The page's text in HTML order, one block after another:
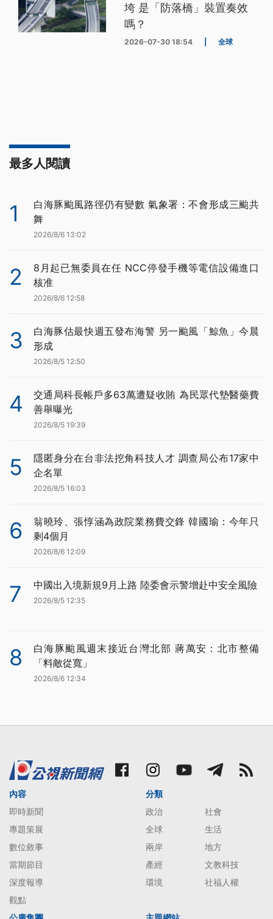
垮 是「防落橋」裝置奏效
嗎？
2026-07-30 18:54 全球
最多人閱讀
1
白海豚颱風路徑仍有變數 氣象署：不會形成三颱共
舞
2026/8/6 13:02
2
8月起已無委員在任 NCC停發手機等電信設備進口
核准
2026/8/6 12:58
3
白海豚估最快週五發布海警 另一颱風「鯨魚」今晨
形成
2026/8/5 12:50
4
交通局科長帳戶多63萬遭疑收賄 為民眾代墊醫藥費
善舉曝光
2026/8/5 19:39
5
隱匿身分在台非法挖角科技人才 調查局公布17家中
企名單
2026/8/5 16:03
6
翁曉玲、張惇涵為政院業務費交鋒 韓國瑜：今年只
剩4個月
2026/8/6 12:09
7 中國出入境新規9月上路 陸委會示警增赴中安全風險
2026/8/5 12:35
8
白海豚颱風週末接近台灣北部 蔣萬安：北市整備
「料敵從寬」
2026/8/6 12:34
內容
即時新聞
專題策展
數位敘事
當期節目
深度報導
觀點
分類
政治
社會
全球
生活
兩岸
地方
產經
文教科技
環境
社福人權